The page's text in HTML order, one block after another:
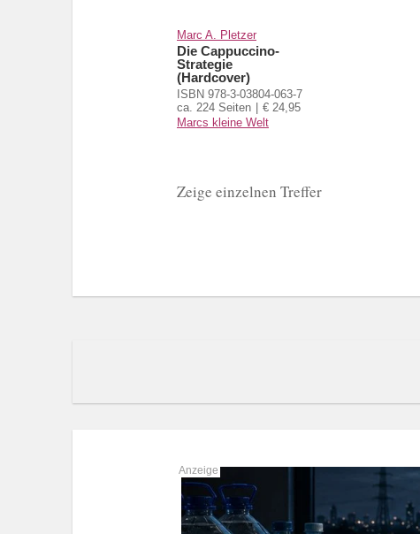
Marc A. Pletzer
Die Cappuccino-
Strategie
(Hardcover)
ISBN 978-3-03804-063-7
ca. 224 Seiten
€ 24,95
Marcs kleine Welt
Zeige einzelnen Treffer